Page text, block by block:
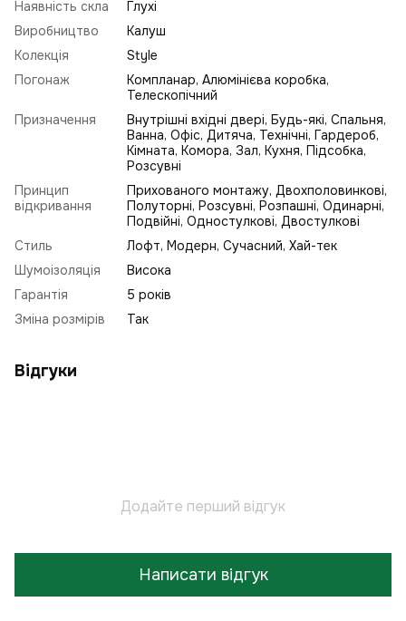
Наявність скла
Глухі
Виробництво
Калуш
Колекція
Style
Погонаж
Компланар, Алюмінієва коробка,
Телескопічний
Призначення
Внутрішні вхідні двері, Будь-які, Спальня,
Ванна, Офіс, Дитяча, Технічні, Гардероб,
Кімната, Комора, Зал, Кухня, Підсобка,
Розсувні
Принцип
відкривання
Прихованого монтажу, Двохполовинкові,
Полуторні, Розсувні, Розпашні, Одинарні,
Подвійні, Одностулкові, Двостулкові
Стиль
Лофт, Модерн, Сучасний, Хай-тек
Шумоізоляція
Висока
Гарантія
5 років
Зміна розмірів
Так
Відгуки
Додайте перший відгук
Написати відгук